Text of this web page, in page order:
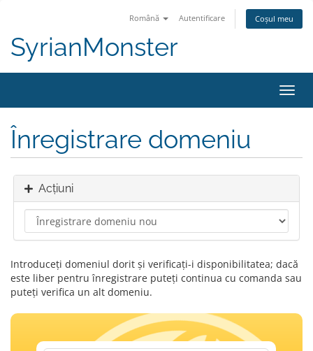
Română Autentificare Coșul meu
SyrianMonster
Înregistrare domeniu
Acțiuni
Introduceți domeniul dorit și verificați-i disponibilitatea; dacă
este liber pentru înregistrare puteți continua cu comanda sau
puteți verifica un alt domeniu.